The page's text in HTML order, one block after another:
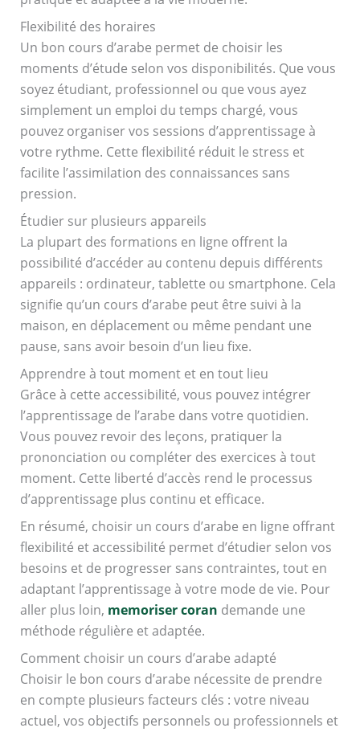
Flexibilité des horaires
Un bon cours d’arabe permet de choisir les
moments d’étude selon vos disponibilités. Que vous
soyez étudiant, professionnel ou que vous ayez
simplement un emploi du temps chargé, vous
pouvez organiser vos sessions d’apprentissage à
votre rythme. Cette flexibilité réduit le stress et
facilite l’assimilation des connaissances sans
pression.
Étudier sur plusieurs appareils
La plupart des formations en ligne offrent la
possibilité d’accéder au contenu depuis différents
appareils : ordinateur, tablette ou smartphone. Cela
signifie qu’un cours d’arabe peut être suivi à la
maison, en déplacement ou même pendant une
pause, sans avoir besoin d’un lieu fixe.
Apprendre à tout moment et en tout lieu
Grâce à cette accessibilité, vous pouvez intégrer
l’apprentissage de l’arabe dans votre quotidien.
Vous pouvez revoir des leçons, pratiquer la
prononciation ou compléter des exercices à tout
moment. Cette liberté d’accès rend le processus
d’apprentissage plus continu et efficace.
En résumé, choisir un cours d’arabe en ligne offrant
flexibilité et accessibilité permet d’étudier selon vos
besoins et de progresser sans contraintes, tout en
adaptant l’apprentissage à votre mode de vie. Pour
aller plus loin, memoriser coran demande une
méthode régulière et adaptée.
Comment choisir un cours d’arabe adapté
Choisir le bon cours d’arabe nécessite de prendre
en compte plusieurs facteurs clés : votre niveau
actuel, vos objectifs personnels ou professionnels et